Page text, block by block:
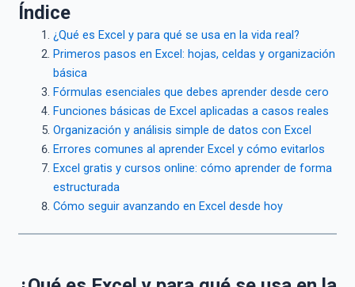
Índice
¿Qué es Excel y para qué se usa en la vida real?
Primeros pasos en Excel: hojas, celdas y organización
básica
Fórmulas esenciales que debes aprender desde cero
Funciones básicas de Excel aplicadas a casos reales
Organización y análisis simple de datos con Excel
Errores comunes al aprender Excel y cómo evitarlos
Excel gratis y cursos online: cómo aprender de forma
estructurada
Cómo seguir avanzando en Excel desde hoy